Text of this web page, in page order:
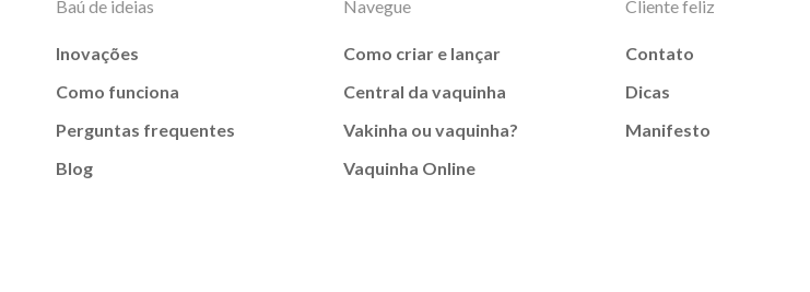
Baú de ideias
Inovações
Como funciona
Perguntas frequentes
Blog
Navegue
Como criar e lançar
Central da vaquinha
Vakinha ou vaquinha?
Vaquinha Online
Cliente feliz
Contato
Dicas
Manifesto